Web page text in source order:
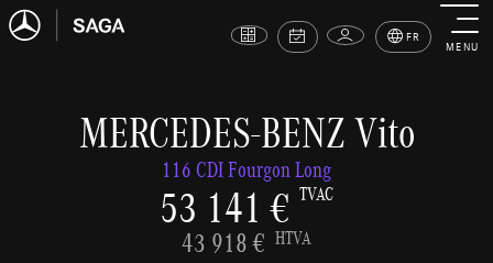
FR
MENU
MERCEDES-BENZ Vito
116 CDI Fourgon Long
53 141 € TVAC
43 918 € HTVA